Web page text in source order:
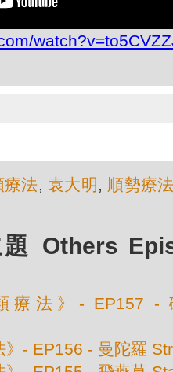
療法, 袁大明 , 順勢療
Others
療法》- EP157 -
》- EP156 - 曼陀羅